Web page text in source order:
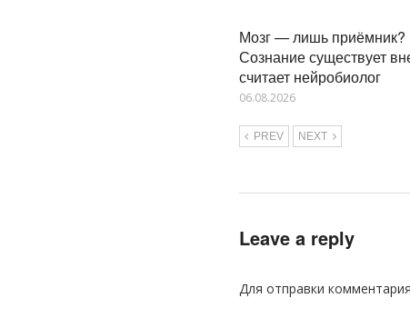
Мозг — лишь приёмник?
Сознание существует
считает нейробиолог
06.08.2026
PREV NEXT
Leave a reply
Для отправки